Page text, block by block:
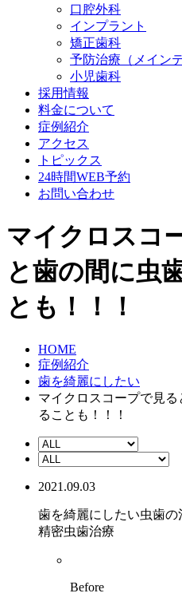
口腔外科
インプラント
矯正歯科
予防治療（メイン
小児歯科
採用情報
料金について
症例紹介
アクセス
トピックス
24時間WEB予約
お問い合わせ
マイクロスコ
と歯の間に虫
とも！！！
HOME
症例紹介
歯を綺麗にしたい
マイクロスコープで見
ることも！！！
2021.09.03
歯を綺麗にしたい虫歯の
精密虫歯治療
Before